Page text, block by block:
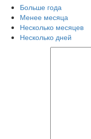
Больше года
Менее месяца
Несколько месяцев
Несколько дней